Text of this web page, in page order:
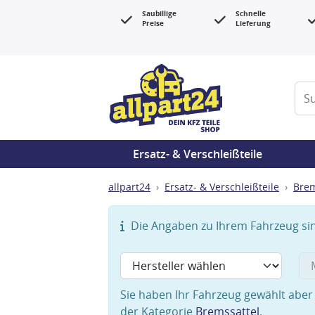
Saubillige
Preise
Schnelle
Lieferung
Ersatz- & Verschleißteile
allpart24 Ersatz- & Verschleißteile
Die Angaben zu Ihrem Fahrzeug
Sie haben Ihr Fahrzeug gewählt
der Kategorie Bremssattel.